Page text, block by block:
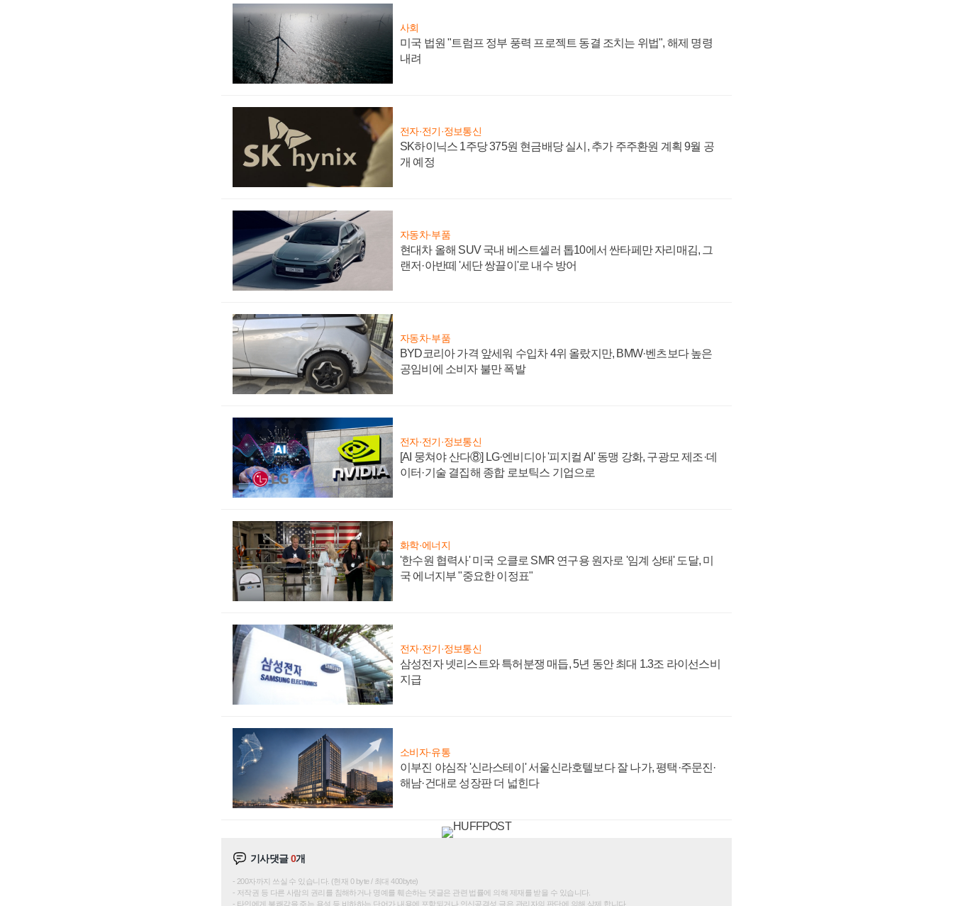
사회
미국 법원 "트럼프 정부 풍력 프로젝트 동결 조치는 위법", 해제 명령
내려
전자·전기·정보통신
SK하이닉스 1주당 375원 현금배당 실시, 추가 주주환원 계획 9월 공
개 예정
자동차·부품
현대차 올해 SUV 국내 베스트셀러 톱10에서 싼타페만 자리매김, 그
랜저·아반떼 '세단 쌍끌이'로 내수 방어
자동차·부품
BYD코리아 가격 앞세워 수입차 4위 올랐지만, BMW·벤츠보다 높은
공임비에 소비자 불만 폭발
전자·전기·정보통신
[AI 뭉쳐야 산다⑧] LG·엔비디아 '피지컬 AI' 동맹 강화, 구광모 제조·데
이터·기술 결집해 종합 로보틱스 기업으로
화학·에너지
'한수원 협력사' 미국 오클로 SMR 연구용 원자로 '임계 상태' 도달, 미
국 에너지부 "중요한 이정표"
전자·전기·정보통신
삼성전자 넷리스트와 특허분쟁 매듭, 5년 동안 최대 1.3조 라이선스비
지급
소비자·유통
이부진 야심작 '신라스테이' 서울신라호텔보다 잘 나가, 평택·주문진·
해남·건대로 성장판 더 넓힌다
기사댓글0개
200자까지 쓰실 수 있습니다. (현재 0 byte / 최대 400byte)
저작권 등 다른 사람의 권리를 침해하거나 명예를 훼손하는 댓글은 관련 법률에 의해 제재를 받을 수 있습니다.
타인에게 불쾌감을 주는 욕설 등 비하하는 단어가 내용에 포함되거나 인신공격성 글은 관리자의 판단에 의해 삭제 합니다.